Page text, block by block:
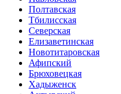
Полтавская
Тбилисская
Северская
Елизаветинская
Новотитаровская
Афипский
Брюховецкая
Хадыженск